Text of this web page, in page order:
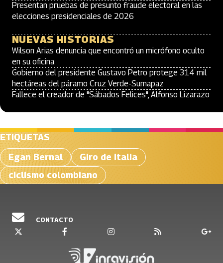
Presentan pruebas de presunto fraude electoral en las
elecciones presidenciales de 2026
NUEVAS HISTORIAS
Wilson Arias denuncia que encontró un micrófono oculto
en su oficina
Gobierno del presidente Gustavo Petro protege 314 mil
hectáreas del páramo Cruz Verde-Sumapaz
Fallece el creador de "Sábados Felices", Alfonso Lizarazo
ETIQUETAS
Egan Bernal
Giro de Italia
ciclismo colombiano
CONTACTO